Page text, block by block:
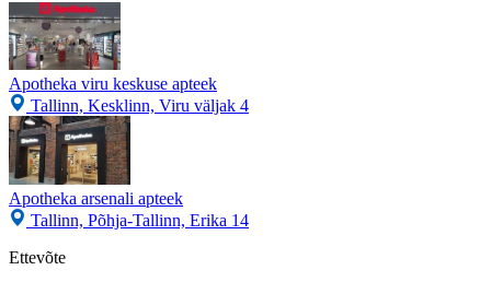
Apotheka viru keskuse apteek
Tallinn, Kesklinn, Viru väljak 4
Apotheka arsenali apteek
Tallinn, Põhja-Tallinn, Erika 14
Ettevõte